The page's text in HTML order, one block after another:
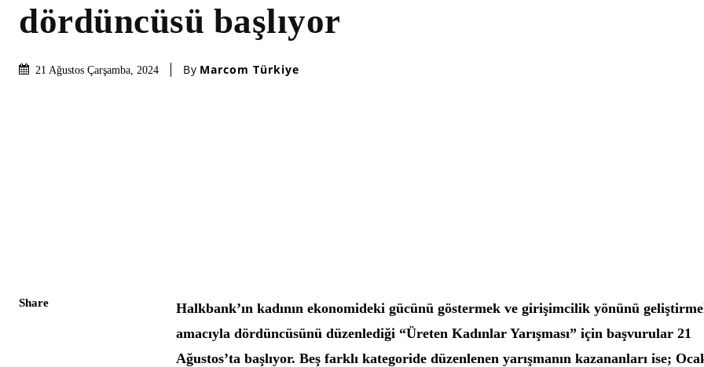
dördüncüsü başlıyor
21 Ağustos Çarşamba, 2024 By Marcom Türkiye
Share
Halkbank’ın kadının ekonomideki gücünü göstermek ve girişimcilik yönünü
amacıyla dördüncüsünü düzenlediği “Üreten Kadınlar Yarışması” için başvurular 21
Ağustos’ta başlıyor. Beş farklı kategoride düzenlenen yarışmanın kazananları ise;